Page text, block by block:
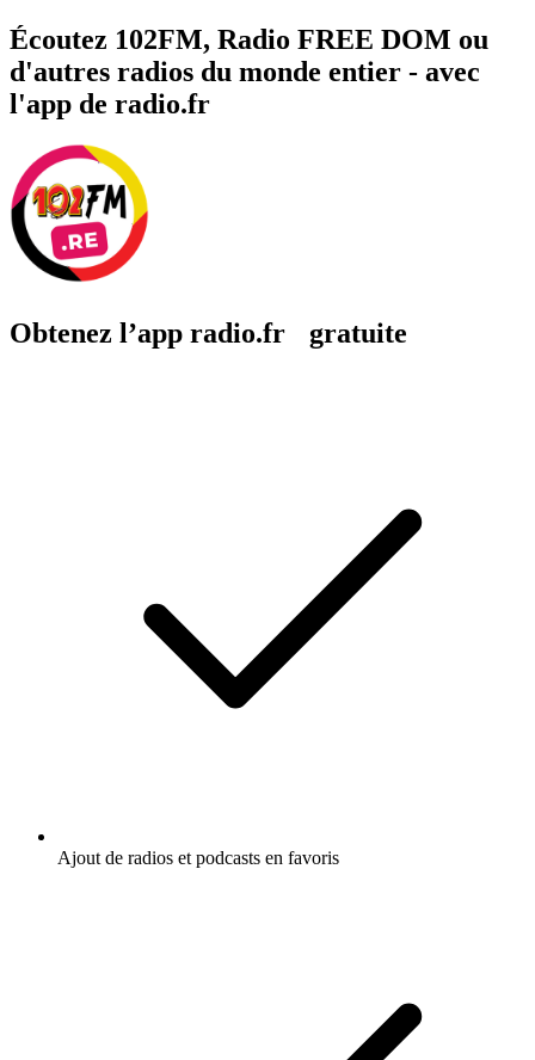
Écoutez 102FM, Radio FREE DOM ou
d'autres radios du monde entier - avec
l'app de radio.fr
Obtenez l’app radio.fr gratuite
Ajout de radios et podcasts en favoris